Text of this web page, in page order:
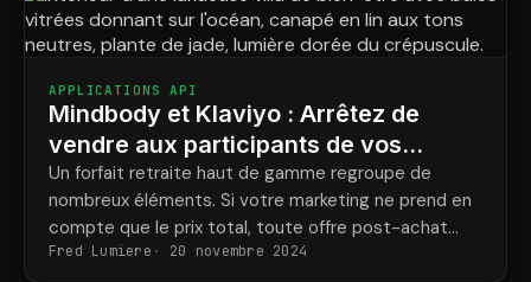
APPLICATIONS API
Mindbody et Klaviyo : Arrêtez de
vendre aux participants de vos
retraites des choses qu'ils ont déjà
achetées
Un forfait retraite haut de gamme regroupe de
nombreux éléments. Si votre marketing ne prend en
compte que le prix total, toute offre post-achat
relève de la conjecture.
Fred Lumiere 20 novembre 2024